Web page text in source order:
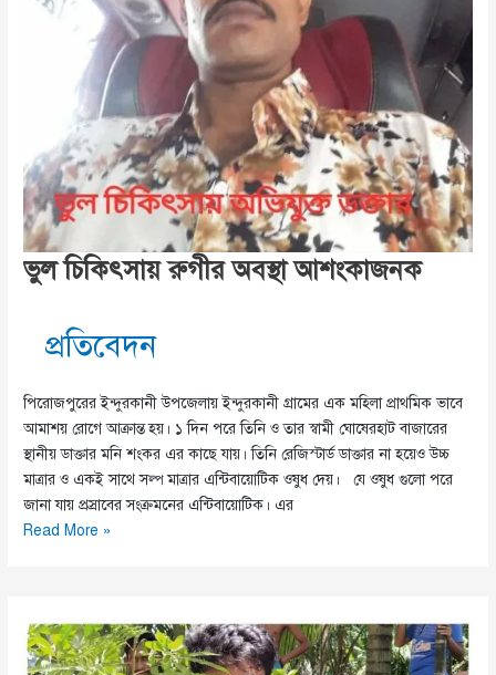
ভুল চিকিৎসায় রুগীর অবস্থা আশংকাজনক
প্রতিবেদন
পিরোজপুরের ইন্দুরকানী উপজেলায় ইন্দুরকানী গ্রামের এক মহিলা প্রাথমিক ভাবে
আমাশয় রোগে আক্রান্ত হয়। ১ দিন পরে তিনি ও তার স্বামী ঘোষেরহাট বাজারের
স্থানীয় ডাক্তার মনি শংকর এর কাছে যায়। তিনি রেজিস্টার্ড ডাক্তার না হয়েও উচ্চ
মাত্রার ও একই সাথে সল্প মাত্রার এন্টিবায়োটিক ওষুধ দেয়। যে ওষুধ গুলো পরে
জানা যায় প্রস্রাবের সংক্রমনের এন্টিবায়োটিক। এর
ভুল
আশংকাজনক
Read More »